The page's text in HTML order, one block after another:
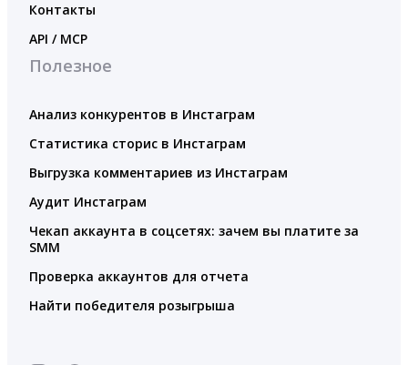
Контакты
API / MCP
Полезное
Анализ конкурентов в Инстаграм
Статистика сторис в Инстаграм
Выгрузка комментариев из Инстаграм
Аудит Инстаграм
Чекап аккаунта в соцсетях: зачем вы платите за
SMM
Проверка аккаунтов для отчета
Найти победителя розыгрыша